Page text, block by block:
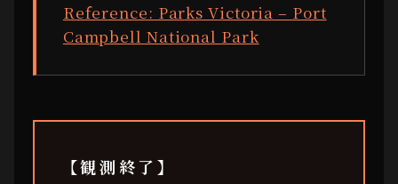
Reference: Parks Victoria – Port
Campbell National Park
【観測終了】